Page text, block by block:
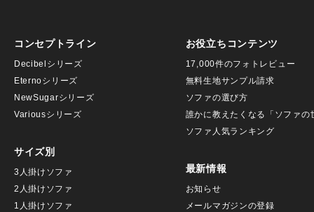
コンセプトライン
Decibelシリーズ
Eternoシリーズ
NewSugarシリーズ
Variousシリーズ
サイズ別
3人掛けソファ
2人掛けソファ
1人掛けソファ
お役立ちコンテンツ
17,000件のフォトレビュー
無料生地サンプル請求
ソファの選び方
誰かに教えたくなる「ソファの
ソファ人気ランキング
最新情報
お知らせ
メールマガジンの登録